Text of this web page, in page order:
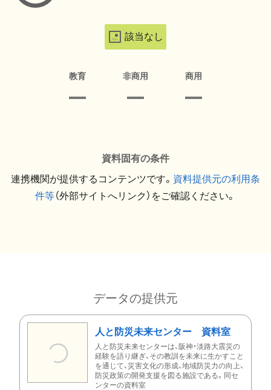
該当なし
教育 非商用 商用
資料固有の条件
連携機関が提供するコンテンツです。 資料提供元の利用条
件等（外部サイトへリンク）をご確認ください。
データの提供元
人と防災未来センター 資料室
人と防災未来センターは、阪神・淡路大震災の
経験を語り継ぎ、その教訓を未来に生かすこと
を通じて、災害文化の形成、地域防災力の向上、
防災政策の開発支援を図る施設である。同セ
ンターの資料室